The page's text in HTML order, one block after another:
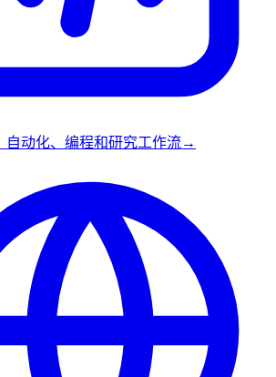
自动化、编程和研究工作流→